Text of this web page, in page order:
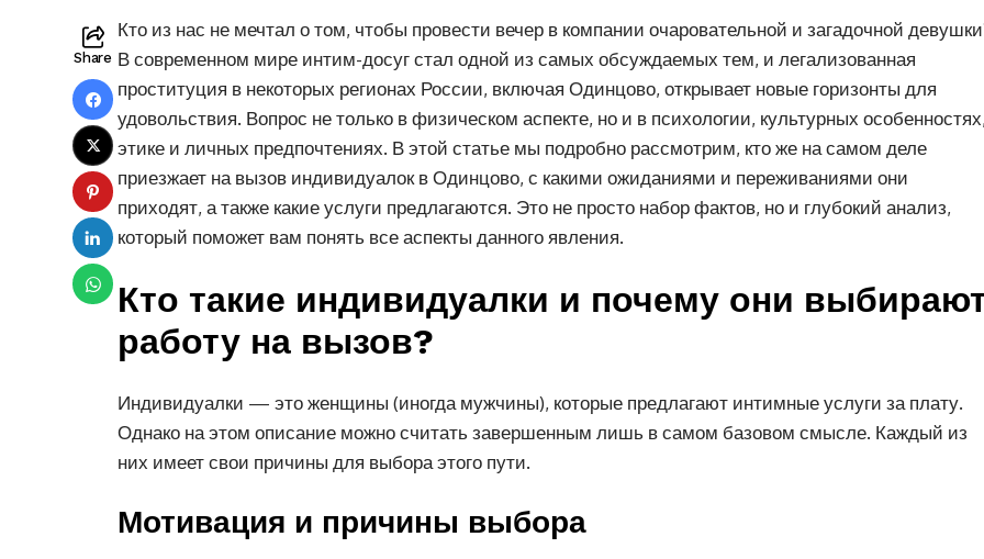
Share
Кто из нас не мечтал о том, чтобы провести вечер в компании очаровательной и загадочной
В современном мире интим-досуг стал одной из самых обсуждаемых тем, и легализованная
проституция в некоторых регионах России, включая Одинцово, открывает новые горизонты для
удовольствия. Вопрос не только в физическом аспекте, но и в психологии, культурных
этике и личных предпочтениях. В этой статье мы подробно рассмотрим, кто же на самом деле
приезжает на вызов индивидуалок в Одинцово, с какими ожиданиями и переживаниями они
приходят, а также какие услуги предлагаются. Это не просто набор фактов, но и глубокий анализ,
который поможет вам понять все аспекты данного явления.
Кто такие индивидуалки и почему они
работу на вызов?
Индивидуалки — это женщины (иногда мужчины), которые предлагают интимные услуги за плату.
Однако на этом описание можно считать завершенным лишь в самом базовом смысле. Каждый из
них имеет свои причины для выбора этого пути.
Мотивация и причины выбора